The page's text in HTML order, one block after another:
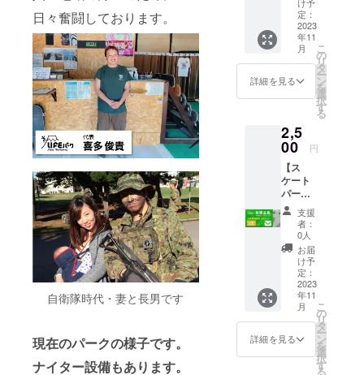
日々奮闘しております。
自衛隊時代・妻と長男です
現在のパークの様子です。
ナイター設備もあります。
施設の
利用
や、T
シャツ
はいら
ないた
だ協力
したい
うと思
う、そ
んな仏
様みた
いな人
の専用
となっ
ており
ます。
お礼
メール
は思い
の丈を
込め
しっか
りと送
りま
定：
2023
年11
月
詳細を見る
こ
の
リ
タ
ー
ン
を
選
択
す
る
2,5
00 円
【ス
ケート
パーク
施設利
用券】
会員限
定 金
額２，
５００
円 ス
ケート
パーク
３時間
券(定価
１２０
０
支援
者：
0人
お届
け予
定：
2023
年11
月
詳細を見る
こ
の
リ
タ
ー
ン
を
選
択
す
る